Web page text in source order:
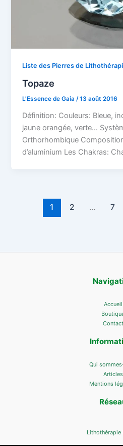
Liste des Pierres de
Topaze
L'Essence de Gaia/13 août 2016
Définition: Couleurs: Bleue,
jaune orangée, verte…
Orthorhombique
d’aluminium Les Chakras:
1 2 … 7
Accueil
Contact
Qui
Articles
Mentions
Lithothérapie